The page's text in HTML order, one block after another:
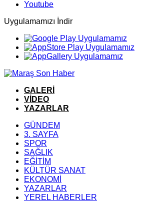
Youtube
Uygulamamızı İndir
GALERİ
VİDEO
YAZARLAR
GÜNDEM
3. SAYFA
SPOR
SAĞLIK
EĞİTİM
KÜLTÜR SANAT
EKONOMİ
YAZARLAR
YEREL HABERLER